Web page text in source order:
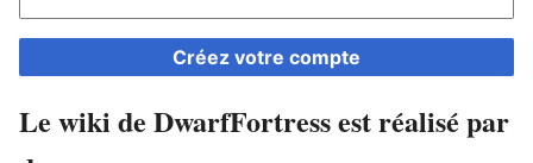
Créez votre compte
Le wiki de DwarfFortress est réalisé par